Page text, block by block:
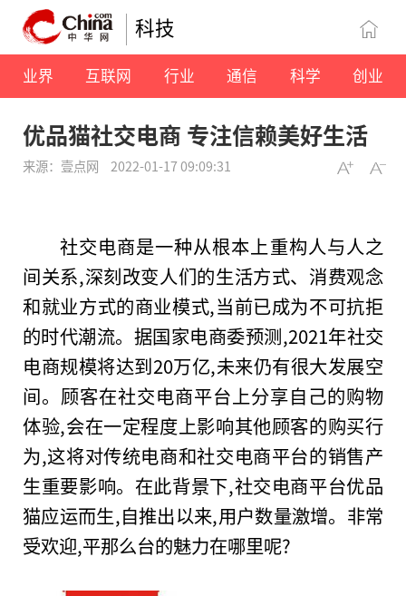
科技
业界 互联网 行业 通信 科学 创业
优品猫社交电商 专注信赖美好生活
来源：壹点网 2022-01-17 09:09:31
社交电商是一种从根本上重构人与人之
间关系,深刻改变人们的生活方式、消费观念
和就业方式的商业模式,当前已成为不可抗拒
的时代潮流。据国家电商委预测,2021年社交
电商规模将达到20万亿,未来仍有很大发展空
间。顾客在社交电商平台上分享自己的购物
体验,会在一定程度上影响其他顾客的购买行
为,这将对传统电商和社交电商平台的销售产
生重要影响。在此背景下,社交电商平台优品
猫应运而生,自推出以来,用户数量激增。非常
受欢迎,平那么台的魅力在哪里呢?